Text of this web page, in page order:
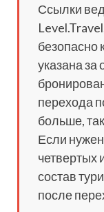
Ссылки
безопасно
указана за
перехода
больше,
Если нужен
четвертых
состав
после